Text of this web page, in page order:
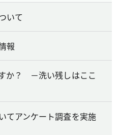
いて
報
か？ －洗い残しはここ
てアンケート調査を実施